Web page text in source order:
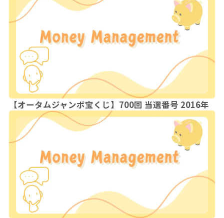
【オータムジャンボ宝くじ】700回 当選番号 2016年